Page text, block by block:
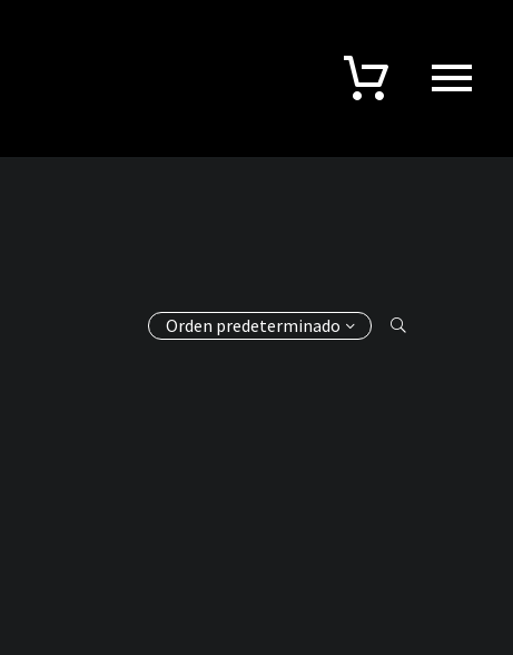
Orden predeterminado